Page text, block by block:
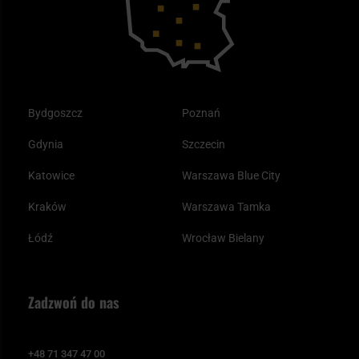
Bydgoszcz
Gdynia
Katowice
Kraków
Łódź
Poznań
Szczecin
Warszawa Blue City
Warszawa Tamka
Wrocław Bielany
Zadzwoń do nas
+48 71 347 47 00